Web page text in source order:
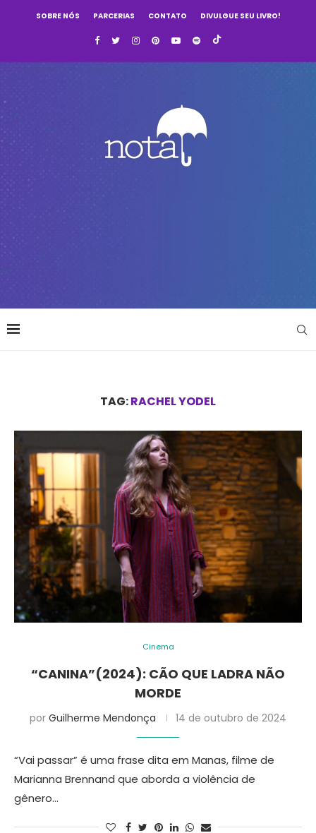
SOBRE NÓS PARCERIAS CONTATO DIVULGUE SEU LIVRO!
TAG:RACHEL YODEL
Cinema
“CANINA”(2024): CÃO QUE LADRA NÃO
MORDE
por Guilherme Mendonça 14 de outubro de 2024
“Vai passar” é uma frase dita em Manas, filme de
Marianna Brennand que aborda a violência de
gênero…